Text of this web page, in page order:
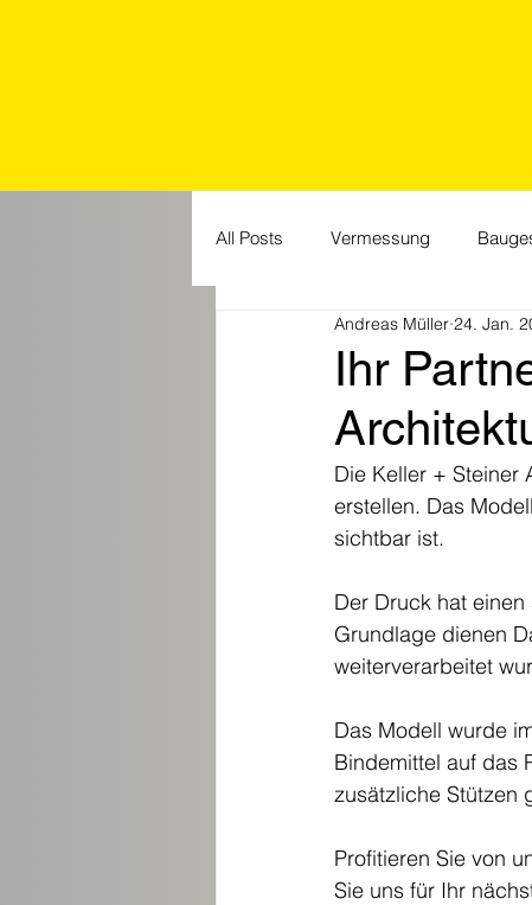
All Posts Vermessung
Events HR
Ihr
Andreas Müller 24. Jan.
Die Keller + Steiner
erstellen. Das
sichtbar ist.
Der Druck hat
Grundlage dienen
weiterverarbeitet
Das Modell wurde
Bindemittel auf das
zusätzliche Stützen
Profitieren Sie von
Sie uns für Ihr